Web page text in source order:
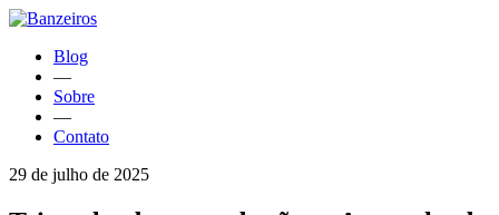
Blog
—
Sobre
—
Contato
29 de julho de 2025